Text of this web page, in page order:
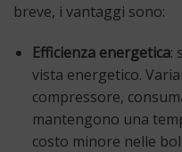
breve, i vantaggi sono:
Efficienza energetica:
vista energetico.
compressore,
mantengono una
costo minore nelle